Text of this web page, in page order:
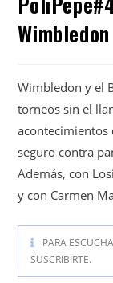
Wimbledon y el
torneos sin el
acontecimientos
seguro contra
Además, con
y con Carmen
PARA
SUSCRIBIRTE.